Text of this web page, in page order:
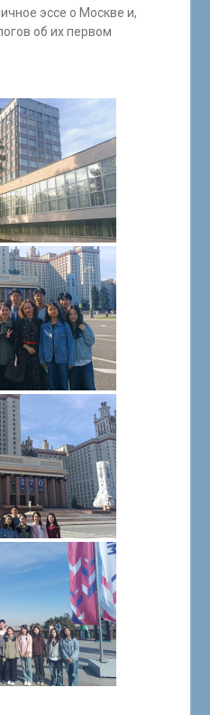
эссе о Москве и,
об их первом